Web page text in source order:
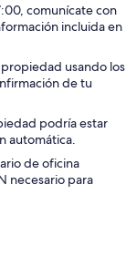
comunícate con
incluida en
usando los
de tu
podría estar
automática.
de oficina
necesario para